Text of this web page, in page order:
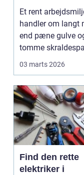
kan mærkes på
bundlinjen
Et rent
handler om langt
end pæne gulve
tomme
03 marts 2026
Find den rette
elektriker i